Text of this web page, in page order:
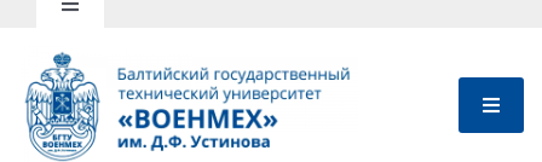
Toggle
Школьникам
Абитуриентам